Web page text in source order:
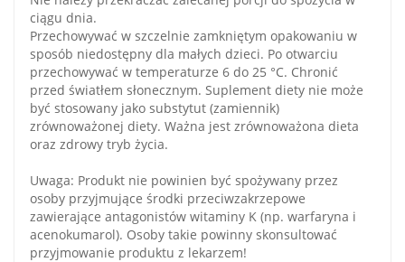
ciągu dnia.
Przechowywać w szczelnie zamkniętym opakowaniu w
sposób niedostępny dla małych dzieci. Po otwarciu
przechowywać w temperaturze 6 do 25 °C. Chronić
przed światłem słonecznym. Suplement diety nie może
być stosowany jako substytut (zamiennik)
zrównoważonej diety. Ważna jest zrównoważona dieta
oraz zdrowy tryb życia.
Uwaga: Produkt nie powinien być spożywany przez
osoby przyjmujące środki przeciwzakrzepowe
zawierające antagonistów witaminy K (np. warfaryna i
acenokumarol). Osoby takie powinny skonsultować
przyjmowanie produktu z lekarzem!